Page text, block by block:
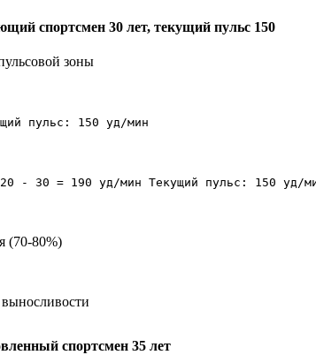
спортсмен 30 лет, текущий пульс 150
зоны
пульс: 150 уд/мин
- 30 = 190 уд/мин Текущий пульс: 150 уд/
(70-80%)
спортсмен 35 лет